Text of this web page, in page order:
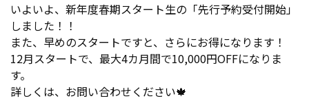
いよいよ、新年度春期スタート生の「先行予約受付開始」
しました！！
また、早めのスタートですと、さらにお得になります！
12月スタートで、最大4カ月間で10,000円OFFになりま
す。
詳しくは、お問い合わせください🍁